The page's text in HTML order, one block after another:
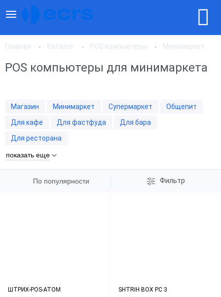
Главная Каталог POS компьютеры Минимаркет
POS компьютеры для минимаркета
Магазин Минимаркет Супермаркет
Общепит
Для кафе
Для фастфуда
Для бара
Для ресторана
показать еще
По популярности Фильтр
По цене, по возрастанию
ШТРИХ-POS-ATOM SHTRIH BOX PC 3